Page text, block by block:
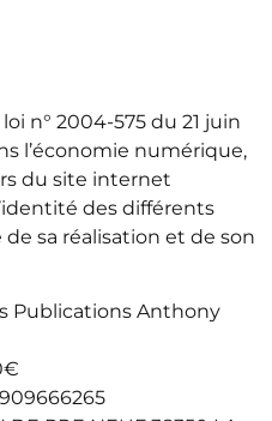
n° 2004-575 du 21 juin
l’économie numérique,
du site internet
des différents
sa réalisation et de son
Publications Anthony